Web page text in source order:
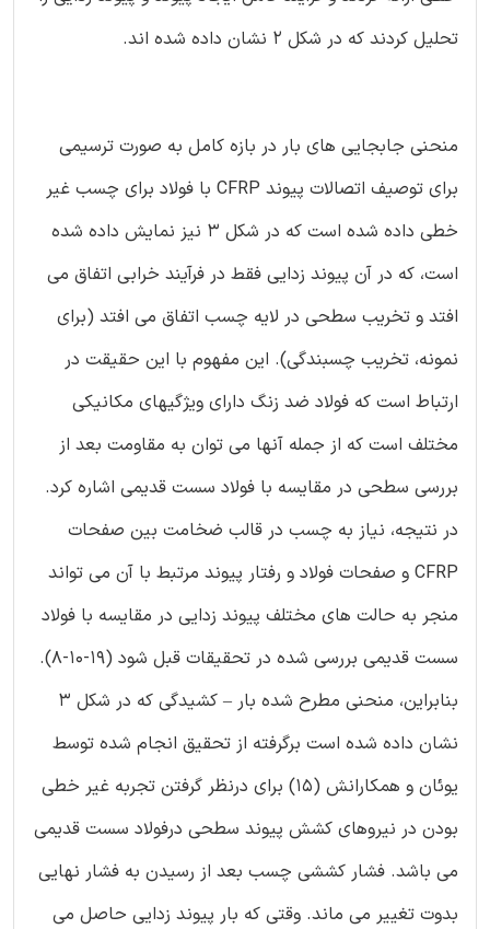
تحلیل کردند که در شکل 2 نشان داده شده اند.
منحنی جابجایی های بار در بازه کامل به صورت ترسیمی
برای توصیف اتصالات پیوند CFRP با فولاد برای چسب غیر
خطی داده شده است که در شکل 3 نیز نمایش داده شده
است، که در آن پیوند زدایی فقط در فرآیند خرابی اتفاق می
افتد و تخریب سطحی در لایه چسب اتفاق می افتد (برای
نمونه، تخریب چسبندگی). این مفهوم با این حقیقت در
ارتباط است که فولاد ضد زنگ دارای ویژگیهای مکانیکی
مختلف است که از جمله آنها می توان به مقاومت بعد از
بررسی سطحی در مقایسه با فولاد سست قدیمی اشاره کرد.
در نتیجه، نیاز به چسب در قالب ضخامت بین صفحات
CFRP و صفحات فولاد و رفتار پیوند مرتبط با آن می تواند
منجر به حالت های مختلف پیوند زدایی در مقایسه با فولاد
سست قدیمی بررسی شده در تحقیقات قبل شود (19-10-8).
بنابراین، منحنی مطرح شده بار – کشیدگی که در شکل 3
نشان داده شده است برگرفته از تحقیق انجام شده توسط
یوئان و همکارانش (15) برای درنظر گرفتن تجربه غیر خطی
بودن در نیروهای کشش پیوند سطحی درفولاد سست قدیمی
می باشد. فشار کششی چسب بعد از رسیدن به فشار نهایی
بدوت تغییر می ماند. وقتی که بار پیوند زدایی حاصل می